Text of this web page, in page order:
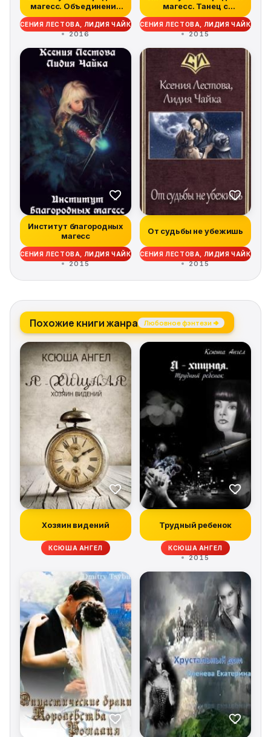
магесс. Объединение
стихий
КСЕНИЯ ЛЕСТОВА, ЛИДИЯ ЧАЙКА
2016
магесс. Танец с
призраком
КСЕНИЯ ЛЕСТОВА, ЛИДИЯ ЧАЙКА
2015
Институт благородных
магесс
КСЕНИЯ ЛЕСТОВА, ЛИДИЯ ЧАЙКА
2015
От судьбы не убежишь
КСЕНИЯ ЛЕСТОВА, ЛИДИЯ ЧАЙКА
2015
Похожие книги жанра Любовное фэнтези →
Хозяин видений
КСЮША АНГЕЛ
Трудный ребенок
КСЮША АНГЕЛ
2015